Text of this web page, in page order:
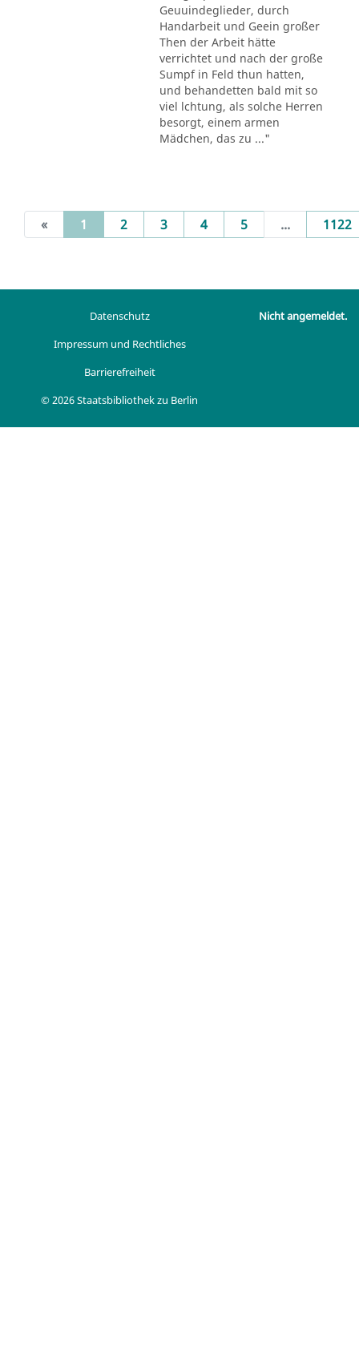
Geuuindeglieder, durch
Handarbeit und Geein großer
Then der Arbeit hätte
verrichtet und nach der große
Sumpf in Feld thun hatten,
und behandetten bald mit so
viel lchtung, als solche Herren
besorgt, einem armen
Mädchen, das zu ..."
« 1 (current)
2 3 4 5 ... 1122
Datenschutz
Impressum und Rechtliches
Barrierefreiheit
© 2026 Staatsbibliothek zu Berlin
Nicht angemeldet.